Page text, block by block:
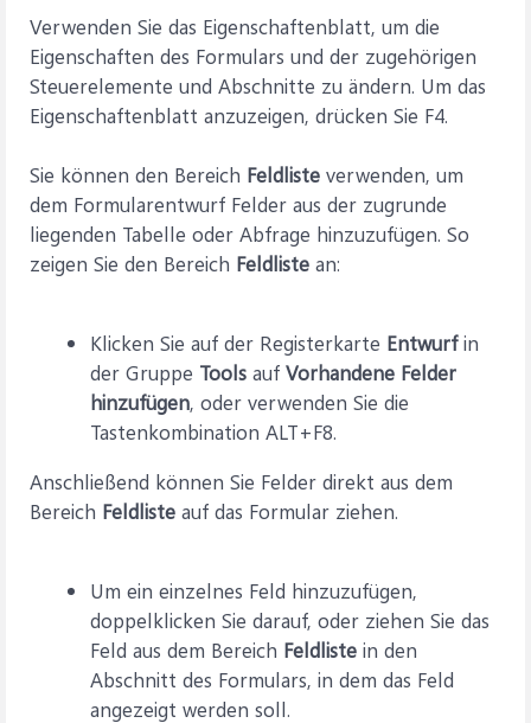
Verwenden Sie das Eigenschaftenblatt, um die
Eigenschaften des Formulars und der zugehörigen
Steuerelemente und Abschnitte zu ändern. Um das
Eigenschaftenblatt anzuzeigen, drücken Sie F4.
Sie können den Bereich Feldliste verwenden, um
dem Formularentwurf Felder aus der zugrunde
liegenden Tabelle oder Abfrage hinzuzufügen. So
zeigen Sie den Bereich Feldliste an:
Klicken Sie auf der Registerkarte Entwurfin
der Gruppe Tools auf Vorhandene Felder
hinzufügen, oder verwenden Sie die
Tastenkombination ALT+F8.
Anschließend können Sie Felder direkt aus dem
Bereich Feldliste auf das Formular ziehen.
Um ein einzelnes Feld hinzuzufügen,
doppelklicken Sie darauf, oder ziehen Sie das
Feld aus dem Bereich Feldliste in den
Abschnitt des Formulars, in dem das Feld
angezeigt werden soll.